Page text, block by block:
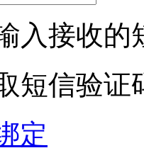
入接收的
短信验证
定